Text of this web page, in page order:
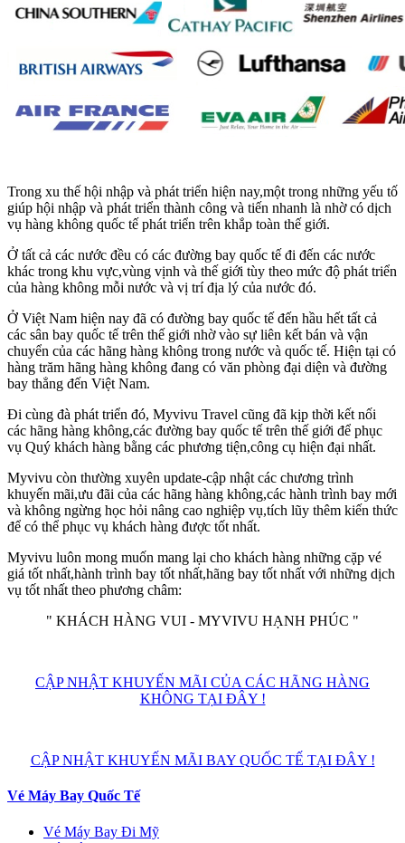
Trong xu thế hội nhập và phát triển hiện nay,một trong những yếu tố
giúp hội nhập và phát triển thành công và tiến nhanh là nhờ có dịch
vụ hàng không quốc tế phát triển trên khắp toàn thế giới.
Ở tất cả các nước đều có các đường bay quốc tế đi đến các nước
khác trong khu vực,vùng vịnh và thế giới tùy theo mức độ phát triển
của hàng không mỗi nước và vị trí địa lý của nước đó.
Ở Việt Nam hiện nay đã có đường bay quốc tế đến hầu hết tất cả
các sân bay quốc tế trên thế giới nhờ vào sự liên kết bán và vận
chuyển của các hãng hàng không trong nước và quốc tế. Hiện tại có
hàng trăm hãng hàng không đang có văn phòng đại diện và đường
bay thẳng đến Việt Nam.
Đi cùng đà phát triển đó, Myvivu Travel cũng đã kịp thời kết nối
các hãng hàng không,các đường bay quốc tế trên thế giới để phục
vụ Quý khách hàng bằng các phương tiện,công cụ hiện đại nhất.
Myvivu còn thường xuyên update-cập nhật các chương trình
khuyến mãi,ưu đãi của các hãng hàng không,các hành trình bay mới
và không ngừng học hỏi nâng cao nghiệp vụ,tích lũy thêm kiến thức
để có thể phục vụ khách hàng được tốt nhất.
Myvivu luôn mong muốn mang lại cho khách hàng những cặp vé
giá tốt nhất,hành trình bay tốt nhất,hãng bay tốt nhất với những dịch
vụ tốt nhất theo phương châm:
" KHÁCH HÀNG VUI - MYVIVU HẠNH PHÚC "
CẬP NHẬT KHUYẾN MÃI CỦA CÁC HÃNG HÀNG
KHÔNG TẠI ĐÂY !
CẬP NHẬT KHUYẾN MÃI BAY QUỐC TẾ TẠI ĐÂY !
Vé Máy Bay Quốc Tế
Vé Máy Bay Đi Mỹ